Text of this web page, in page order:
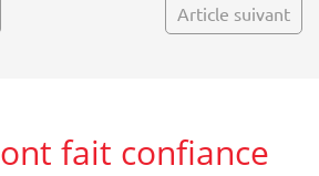
Article suivant
fait confiance